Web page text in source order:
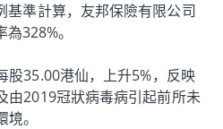
基準計算，友邦保險有限公司
328%。
股35.00港仙，上升5%，反映
由2019冠狀病毒病引起前所未
。